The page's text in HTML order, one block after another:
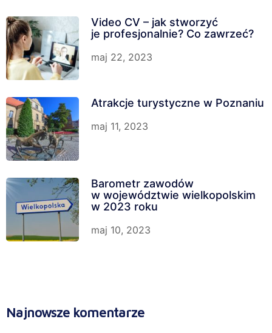
Video CV – jak stworzyć
je profesjonalnie? Co zawrzeć?
maj 22, 2023
Atrakcje turystyczne w Poznaniu
maj 11, 2023
Barometr zawodów
w województwie wielkopolskim
w 2023 roku
maj 10, 2023
Najnowsze komentarze